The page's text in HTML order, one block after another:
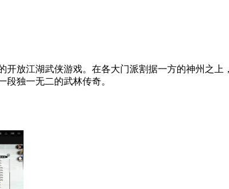
开放江湖武侠游戏。在各大门派割据一方的神州之
段独一无二的武林传奇。